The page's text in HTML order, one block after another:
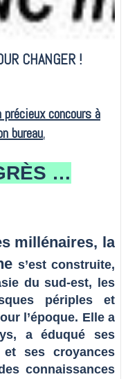
CHANGER !
concours à
bureau.
…
millénaires, la
s’est construite,
du sud-est, les
périples et
l’époque. Elle a
a éduqué ses
ses croyances
connaissances